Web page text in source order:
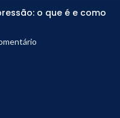
o que é e como